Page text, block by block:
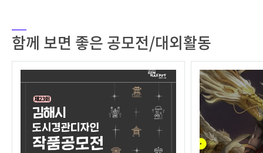
함께 보면 좋은 공모전/대외활동